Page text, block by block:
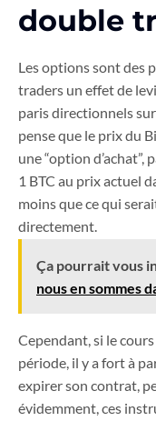
double
Les options sont des
traders un effet de
paris directionnels
pense que le prix du
une “option d’achat”,
1 BTC au prix actuel
moins que ce qui
directement.
Ça pourrait vous
nous en sommes
Cependant, si le
période, il y a fort à
expirer son contrat,
évidemment, ces